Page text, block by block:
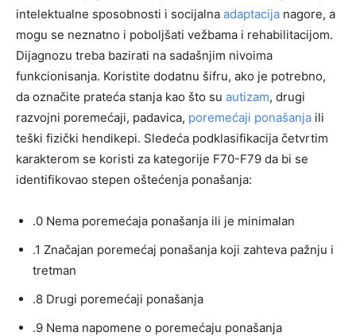
intelektualne sposobnosti i socijalna adaptacija nagore, a
mogu se neznatno i poboljšati vežbama i rehabilitacijom.
Dijagnozu treba bazirati na sadašnjim nivoima
funkcionisanja. Koristite dodatnu šifru, ako je potrebno,
da označite prateća stanja kao što su autizam, drugi
razvojni poremećaji, padavica, poremećaji ponašanja ili
teški fizički hendikepi. Sledeća podklasifikacija četvrtim
karakterom se koristi za kategorije F70-F79 da bi se
identifikovao stepen oštećenja ponašanja:
.0 Nema poremećaja ponašanja ili je minimalan
.1 Značajan poremećaj ponašanja koji zahteva pažnju i
tretman
.8 Drugi poremećaji ponašanja
.9 Nema napomene o poremećaju ponašanja